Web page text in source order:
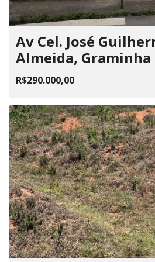
Av Cel. José
Almeida, Graminha
R$290.000,00